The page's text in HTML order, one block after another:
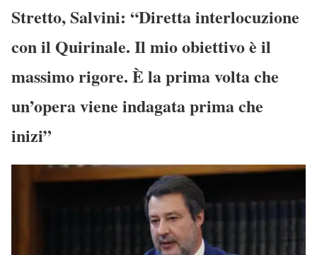
Stretto, Salvini: “Diretta interlocuzione
con il Quirinale. Il mio obiettivo è il
massimo rigore. È la prima volta che
un’opera viene indagata prima che
inizi”